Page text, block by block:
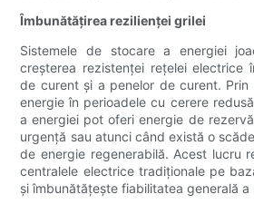
Îmbunătățirea rezilienței grilei
Sistemele de stocare a energiei
creșterea rezistenței rețelei electrice
de curent și a penelor de curent. Prin
energie în perioadele cu cerere
a energiei pot oferi energie de
urgență sau atunci când există o
de energie regenerabilă. Acest lucru
centralele electrice tradiționale pe
și îmbunătățește fiabilitatea generală a